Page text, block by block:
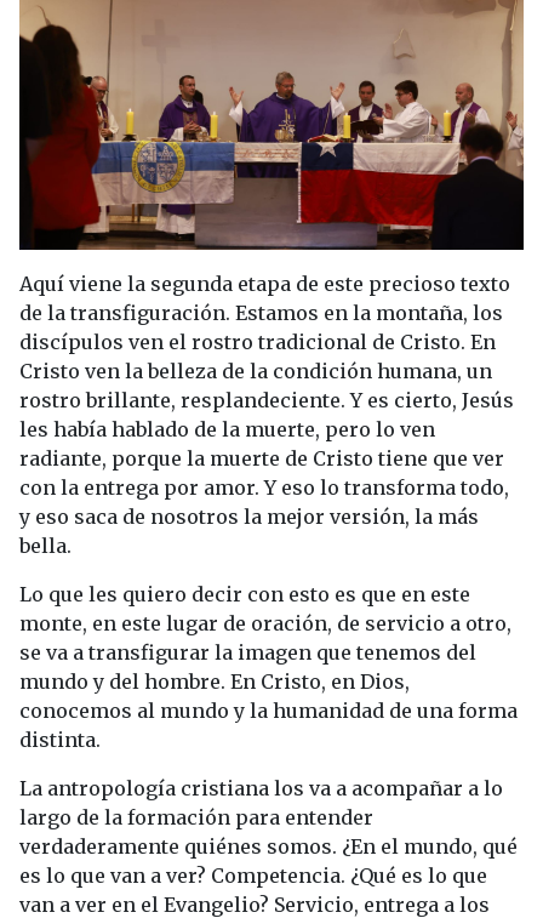
Aquí viene la segunda etapa de este precioso texto
de la transfiguración. Estamos en la montaña, los
discípulos ven el rostro tradicional de Cristo. En
Cristo ven la belleza de la condición humana, un
rostro brillante, resplandeciente. Y es cierto, Jesús
les había hablado de la muerte, pero lo ven
radiante, porque la muerte de Cristo tiene que ver
con la entrega por amor. Y eso lo transforma todo,
y eso saca de nosotros la mejor versión, la más
bella.
Lo que les quiero decir con esto es que en este
monte, en este lugar de oración, de servicio a otro,
se va a transfigurar la imagen que tenemos del
mundo y del hombre. En Cristo, en Dios,
conocemos al mundo y la humanidad de una forma
distinta.
La antropología cristiana los va a acompañar a lo
largo de la formación para entender
verdaderamente quiénes somos. ¿En el mundo, qué
es lo que van a ver? Competencia. ¿Qué es lo que
van a ver en el Evangelio? Servicio, entrega a los